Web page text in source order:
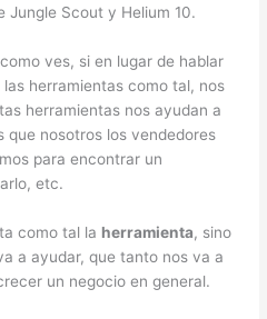
Jungle Scout y Helium 10.
ves, si en lugar de hablar
herramientas como tal, nos
herramientas nos ayudan a
que nosotros los vendedores
para encontrar un
etc.
como tal la herramienta, sino
a ayudar, que tanto nos va a
un negocio en general.